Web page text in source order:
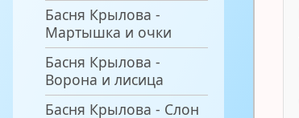
Басня Крылова -
Мартышка и очки
Басня Крылова -
Ворона и лисица
Басня Крылова - Слон